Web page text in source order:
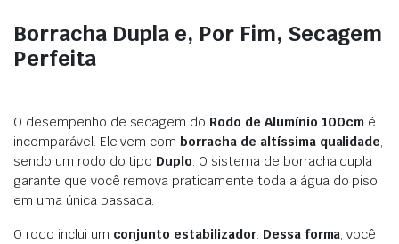
Borracha Dupla e, Por Fim, Secagem
Perfeita
O desempenho de secagem do Rodo de Alumínio 100cm é
incomparável. Ele vem com borracha de altíssima qualidade
sendo um rodo do tipo Duplo . O sistema de borracha dupla
garante que você remova praticamente toda a água do piso
em uma única passada.
O rodo inclui um conjunto estabilizador. Dessa forma , você